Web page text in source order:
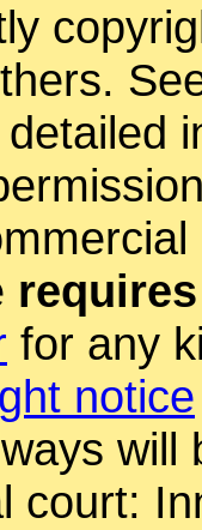
requires
for any
notice
will
court: